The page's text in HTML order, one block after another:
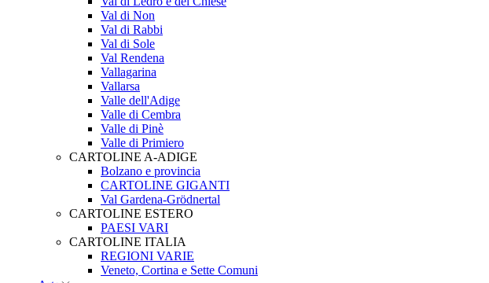
Val di Non
Val di Rabbi
Val di Sole
Val Rendena
Vallagarina
Vallarsa
Valle dell'Adige
Valle di Cembra
Valle di Pinè
Valle di Primiero
CARTOLINE A-ADIGE
Bolzano e provincia
CARTOLINE GIGANTI
Val Gardena-Grödnertal
CARTOLINE ESTERO
PAESI VARI
CARTOLINE ITALIA
REGIONI VARIE
Veneto, Cortina e Sette Comuni